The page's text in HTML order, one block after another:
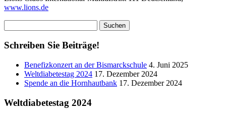
www.lions.de
nach:
Schreiben Sie Beiträge!
Benefizkonzert an der Bismarckschule 4. Juni 2025
Weltdiabetestag 2024 17. Dezember 2024
Spende an die Hornhautbank 17. Dezember 2024
Weltdiabetestag 2024